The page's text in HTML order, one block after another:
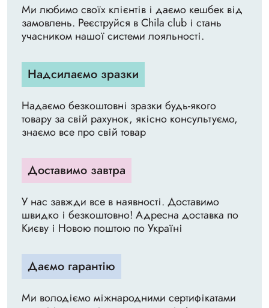
Ми любимо своїх клієнтів і даємо кешбек від
замовлень. Реєструйся в Chila club і стань
учасником нашої системи лояльності.
Надсилаємо зразки
Надаємо безкоштовні зразки будь-якого
товару за свій рахунок, якісно консультуємо,
знаємо все про свій товар
Доставимо завтра
У нас завжди все в наявності. Доставимо
швидко і безкоштовно! Адресна доставка по
Києву і Новою поштою по Україні
Даємо гарантію
Ми володіємо міжнародними сертифікатами